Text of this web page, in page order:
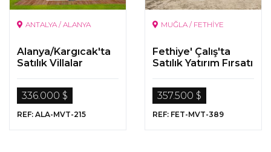
ANTALYA / ALANYA
Alanya/Kargıcak'ta
Satılık Villalar
336.000 $
REF: ALA-MVT-215
MUĞLA / FETHİYE
Fethiye' Çalış'ta
Satılık Yatırım Fırsatı
357.500 $
REF: FET-MVT-389